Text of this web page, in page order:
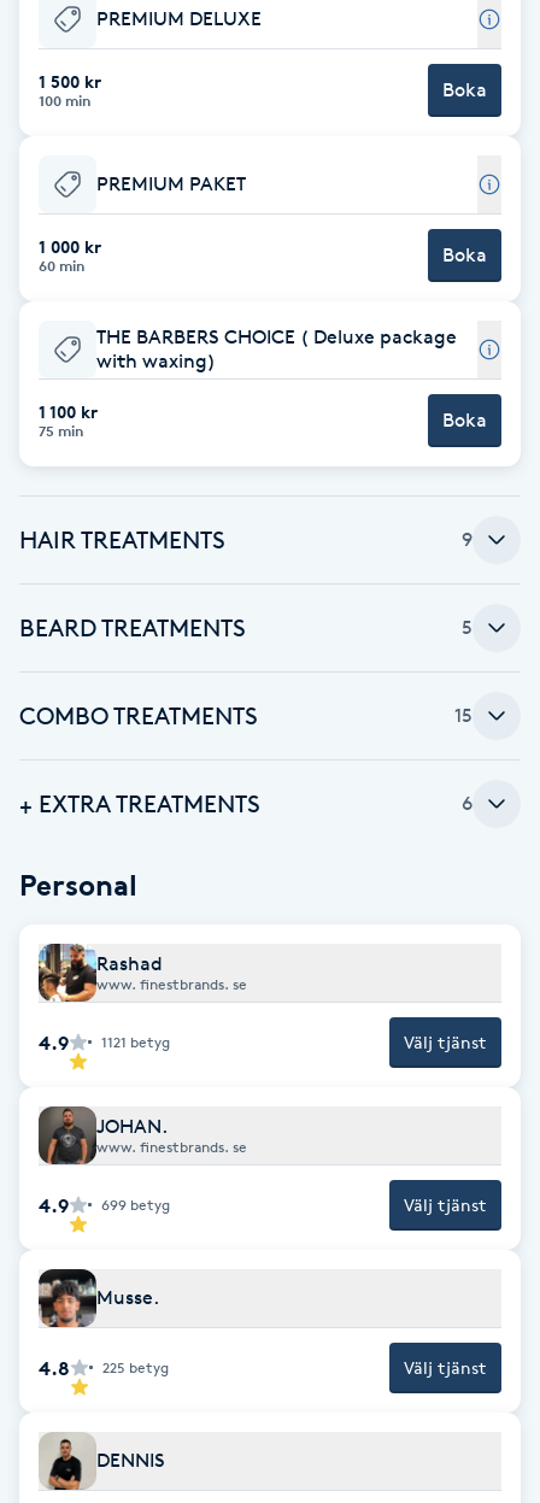
Babylights
Balayage
Bambumassage
Barber
Barnklippning
BIAB
Brynformning
Brynplockning
Celluliter
Coachning
Cryoterapi
Dermapen
Diamantslipning
Enzympeeling
Extensions
PREMIUM DELUXE
1 500 kr
100 min Boka
PREMIUM PAKET
1 000 kr
60 min Boka
THE BARBERS CHOICE ( Deluxe package
with waxing)
1 100 kr
75 min Boka
HAIR TREATMENTS 9
BEARD TREATMENTS 5
COMBO TREATMENTS 15
+ EXTRA TREATMENTS 6
Personal
Rashad
www. finestbrands. se
4.9 1121 betyg Välj tjänst
JOHAN.
www. finestbrands. se
4.9 699 betyg Välj tjänst
Musse.
4.8 225 betyg Välj tjänst
DENNIS